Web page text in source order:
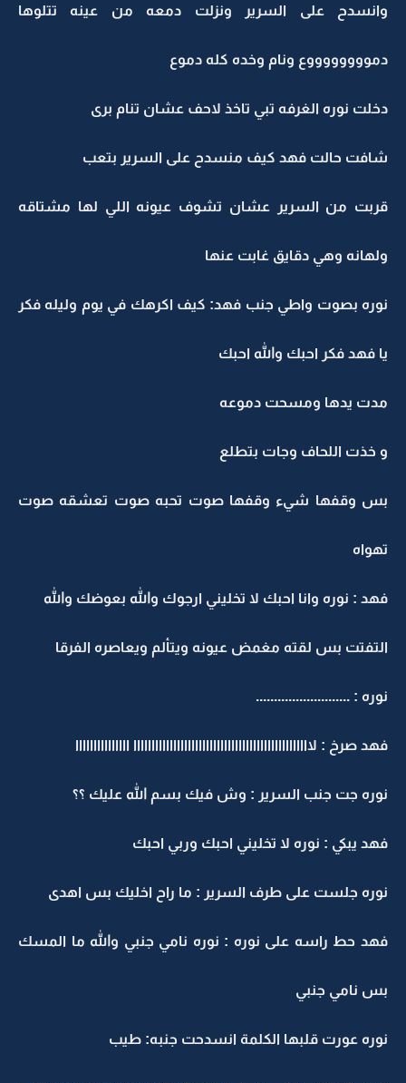
على السرير ونزلت دمعه من عينه تتلوها
ونام وخده كله دموع
نوره الغرفه تبي تاخذ لاحف عشان تنام برى
حالت فهد كيف منسدح على السرير بتعب
من السرير عشان تشوف عيونه اللي لها مشتاقه
وهي دقايق غابت عنها
بصوت واطي جنب فهد: كيف اكرهك في يوم وليله فكر
فهد فكر احبك والله احبك
يدها ومسحت دموعه
خذت اللحاف وجات بتطلع
وقفها شيء وقفها صوت تحبه صوت تعشقه صوت
: نوره وانا احبك لا تخليني ارجوك والله بعوضك والله
بس لقته مغمض عيونه ويتألم ويعاصره الفرقا
: ..........................
صرخ : لااااااااااااااااااااااااااااااااااااااااااااااااا ااااااااااااااا
جت جنب السرير : وش فيك بسم الله عليك ؟؟
يبكي : نوره لا تخليني احبك وربي احبك
جلست على طرف السرير : ما راح اخليك بس اهدى
حط راسه على نوره : نوره نامي جنبي والله ما المسك
نامي جنبي
عورت قلبها الكلمة انسدحت جنبه: طيب